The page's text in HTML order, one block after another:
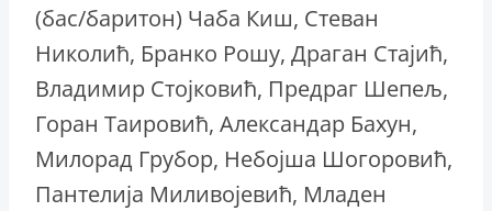
(бас/баритон) Чаба Киш, Стеван
Николић, Бранко Рошу, Драган Стајић,
Владимир Стојковић, Предраг Шепељ,
Горан Таировић, Александар Бахун,
Милорад Грубор, Небојша Шогоровић,
Пантелија Миливојевић, Младен